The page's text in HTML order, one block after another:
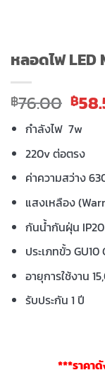
หลอดไฟ LED
฿76.00
price
was:
฿
฿
กำลังไฟ 7w
220v ต่อตรง
ค่าความสว่าง
แสงเหลือง
กันน้ำกันฝุ่น IP20
ประเภทขั้ว GU10
อายุการใช้งาน
รับประกัน 1 ปี
***ราคา